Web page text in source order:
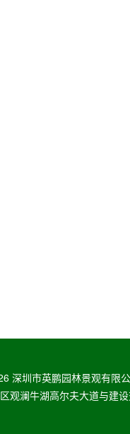
深圳市英鹏园林景观有限
观澜牛湖高尔夫大道与